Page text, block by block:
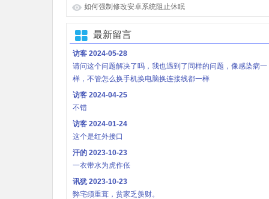
如何强制修改安卓系统阻止休眠
最新留言
访客2024-05-28
请问这个问题解决了吗，我也遇到了同样的问题，像感染病一
样，不管怎么换手机换电脑换连接线都一样
访客2024-04-25
不错
访客2024-01-24
这个是红外接口
汗的2023-10-23
一衣带水为虎作伥
讯犹2023-10-23
弊宅须重葺，贫家乏羡财。